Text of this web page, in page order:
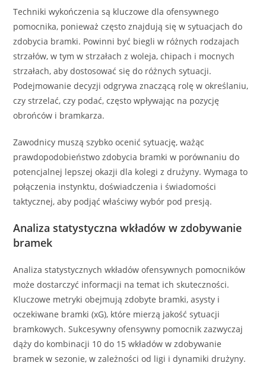
Techniki wykończenia są kluczowe dla ofensywnego
pomocnika, ponieważ często znajdują się w sytuacjach do
zdobycia bramki. Powinni być biegli w różnych rodzajach
strzałów, w tym w strzałach z woleja, chipach i mocnych
strzałach, aby dostosować się do różnych sytuacji.
Podejmowanie decyzji odgrywa znaczącą rolę w określaniu,
czy strzelać, czy podać, często wpływając na pozycję
obrońców i bramkarza.
Zawodnicy muszą szybko ocenić sytuację, ważąc
prawdopodobieństwo zdobycia bramki w porównaniu do
potencjalnej lepszej okazji dla kolegi z drużyny. Wymaga to
połączenia instynktu, doświadczenia i świadomości
taktycznej, aby podjąć właściwy wybór pod presją.
Analiza statystyczna wkładów w zdobywanie
bramek
Analiza statystycznych wkładów ofensywnych pomocników
może dostarczyć informacji na temat ich skuteczności.
Kluczowe metryki obejmują zdobyte bramki, asysty i
oczekiwane bramki (xG), które mierzą jakość sytuacji
bramkowych. Sukcesywny ofensywny pomocnik zazwyczaj
dąży do kombinacji 10 do 15 wkładów w zdobywanie
bramek w sezonie, w zależności od ligi i dynamiki drużyny.